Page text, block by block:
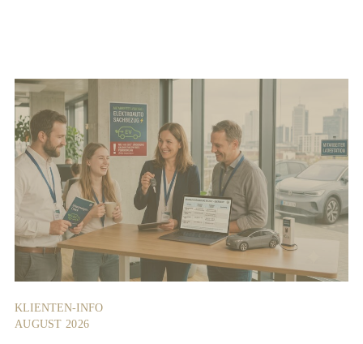
KLIENTEN-INFO
AUGUST 2026